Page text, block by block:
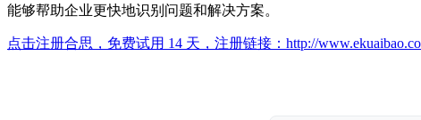
能够帮助企业更快地识别问题和解决方案。
点击注册合思，免费试用 14 天，注册链接： http://